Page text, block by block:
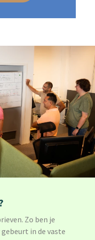
Zo ben je
in de vaste